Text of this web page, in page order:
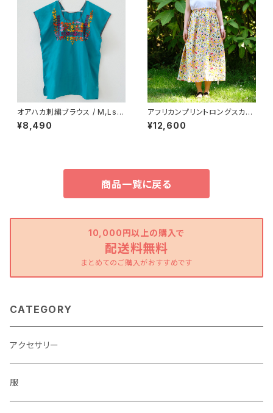
オアハカ刺繍ブラウス / M,Lsiz
e /212_c/ MEXICO メキシコ
¥8,490
アフリカンプリントロングスカー
ト/195d/ &JOURNEY orginal
¥12,600
商品一覧に戻る
10,000円以上の購入で
配送料無料
まとめてのご購入がおすすめです
CATEGORY
アクセサリー
服